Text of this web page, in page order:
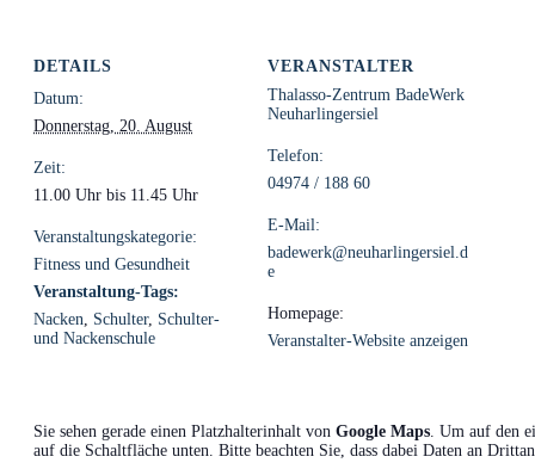
DETAILS
Datum:
Donnerstag, 20. August
Zeit:
11.00 Uhr bis 11.45 Uhr
Veranstaltungskategorie:
Fitness und Gesundheit
Veranstaltung-Tags:
Nacken
Schulter, Schulter-
und Nackenschule
VERANSTALTER
Thalasso-Zentrum BadeWerk
Neuharlingersiel
Telefon:
04974 / 188 60
E-Mail:
badewerk@neuharlingersiel.d
e
Homepage:
Veranstalter-Website anzeigen
Sie sehen gerade einen Platzhalterinhalt von Google Maps . Um auf den
auf die Schaltfläche unten. Bitte beachten Sie, dass dabei Daten an